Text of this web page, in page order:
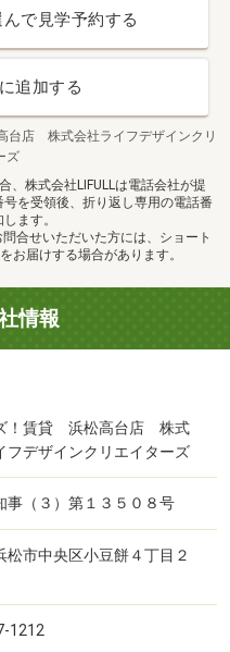
で見学予約する
追加する
台店 株式会社ライフデザインクリ
ズ
、株式会社LIFULLは電話会社が提
を受領後、折り返し専用の電話番
ます。
合せいただいた方には、ショート
お届けする場合があります。
情報
！賃貸 浜松高台店 株式
フデザインクリエイターズ
事（３）第１３５０８号
松市中央区小豆餅４丁目２
1212